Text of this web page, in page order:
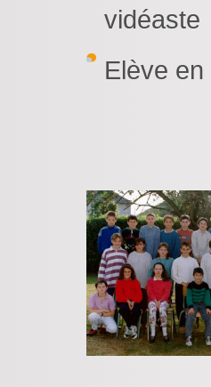
vidéaste
Elève